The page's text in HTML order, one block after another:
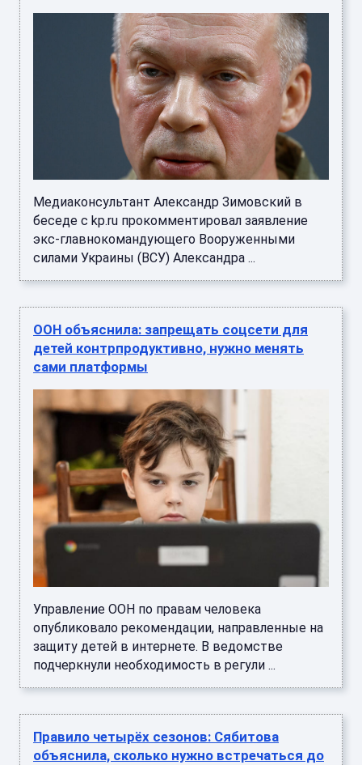
Медиаконсультант Александр Зимовский в
беседе с kp.ru прокомментировал заявление
экс-главнокомандующего Вооруженными
силами Украины (ВСУ) Александра ...
ООН объяснила: запрещать соцсети для
детей контрпродуктивно, нужно менять
сами платформы
Управление ООН по правам человека
опубликовало рекомендации, направленные на
защиту детей в интернете. В ведомстве
подчеркнули необходимость в регули ...
Правило четырёх сезонов: Сябитова
объяснила, сколько нужно встречаться до